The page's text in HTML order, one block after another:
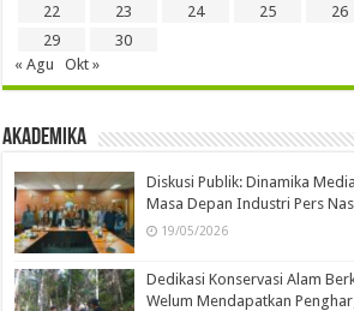
22
23 24 25 26
29
30
« Agu
Okt »
Akademika
Diskusi Publik: Dinamika
Masa Depan Industri Pers
19/05/2026
Dedikasi Konservasi Alam
Welum Mendapatkan